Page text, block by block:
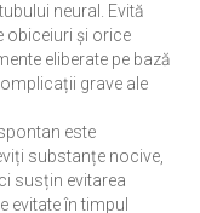
neural. Evită
obiceiuri și orice
eliberate pe bază
grave ale
este
substanțe nocive,
susțin evitarea
evitate în timpul